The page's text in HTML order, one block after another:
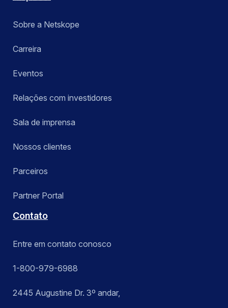
Sobre a Netskope
Carreira
Eventos
Relações com investidores
Sala de imprensa
Nossos clientes
Parceiros
Partner Portal
Contato
Entre em contato conosco
1-800-979-6988
2445 Augustine Dr. 3º andar,